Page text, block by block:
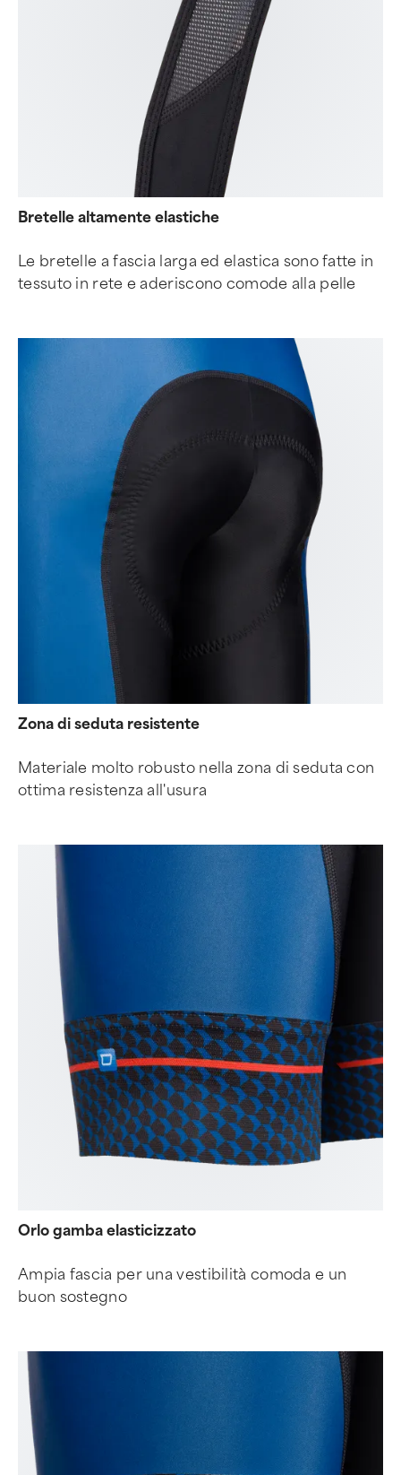
Bretelle altamente elastiche
Le bretelle a fascia larga ed elastica sono fatte in
tessuto in rete e aderiscono comode alla pelle
Zona di seduta resistente
Materiale molto robusto nella zona di seduta con
ottima resistenza all'usura
Orlo gamba elasticizzato
Ampia fascia per una vestibilità comoda e un
buon sostegno